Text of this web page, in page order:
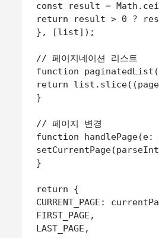
const result =
return result > 0 ?
}, [list]);
// 페이지네이션 리스트
function
return list.slice((page -
}
// 페이지 변경
function
}
return {
CURRENT_PAGE:
FIRST_PAGE,
LAST_PAGE,